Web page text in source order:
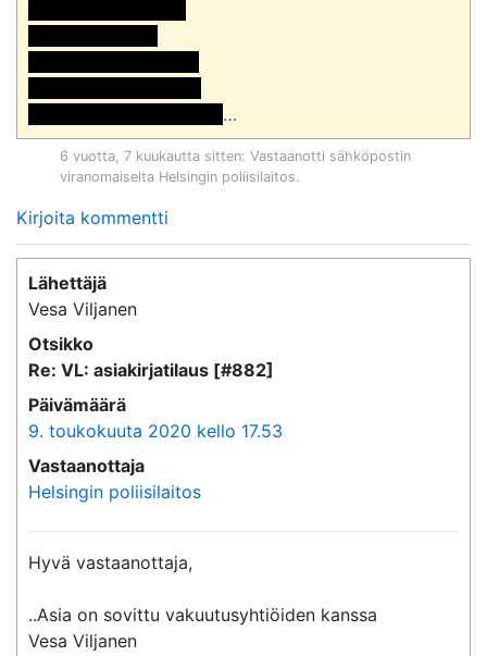
…
6 vuotta, 7 kuukautta sitten: Vastaanotti sähköpostin
viranomaiselta Helsingin poliisilaitos.
Kirjoita kommentti
Lähettäjä
Vesa Viljanen
Otsikko
Re: VL: asiakirjatilaus [#882]
Päivämäärä
9. toukokuuta 2020 kello 17.53
Vastaanottaja
Helsingin poliisilaitos
Hyvä vastaanottaja,
..Asia on sovittu vakuutusyhtiöiden kanssa
Vesa Viljanen